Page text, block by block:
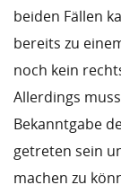
beiden Fällen
bereits zu
noch kein
Allerdings
Bekanntgabe
getreten sein
machen zu